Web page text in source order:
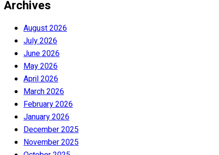
Archives
August 2026
July 2026
June 2026
May 2026
April 2026
March 2026
February 2026
January 2026
December 2025
November 2025